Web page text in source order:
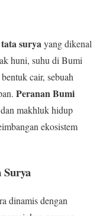
suryayang dikenal
huni, suhu di Bumi
cair, sebuah
Peranan Bumi
makhluk hidup
ekosistem
Surya
dinamis dengan